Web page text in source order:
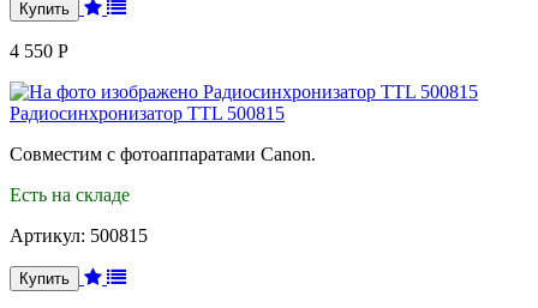
4 550 Р
Радиосинхронизатор TTL 500815
Совместим с фотоаппаратами Canon.
Есть на складе
Артикул: 500815